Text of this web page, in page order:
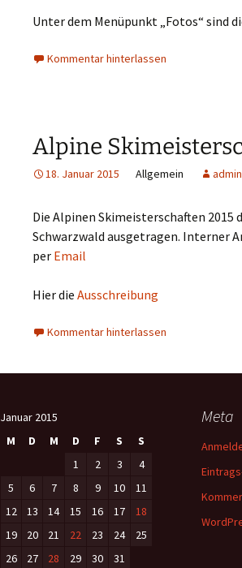
Unter dem Menüpunkt „Fotos“ sind
Kommentar hinterlassen
Alpine
18. Januar 2015 Allgemein admin
Die Alpinen Skimeisterschaften 2015
Schwarzwald ausgetragen. Interner
per Email
Hier die Ausschreibung
Kommentar hinterlassen
Januar 2015
M
D M D F S
S
1
2 3
4
5
6 7 8 9 10
11
12
13 14 15 16 17
18
19
20 21 22 23 24
25
26
27 28 29 30 31
Meta